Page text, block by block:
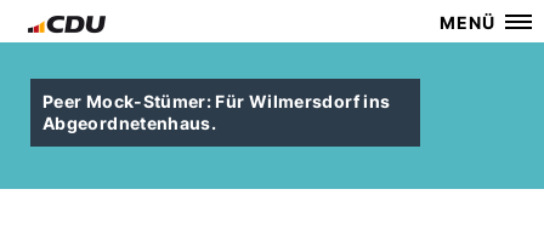
MENÜ
Peer Mock-Stümer: Für Wilmersdorf ins
Abgeordnetenhaus.